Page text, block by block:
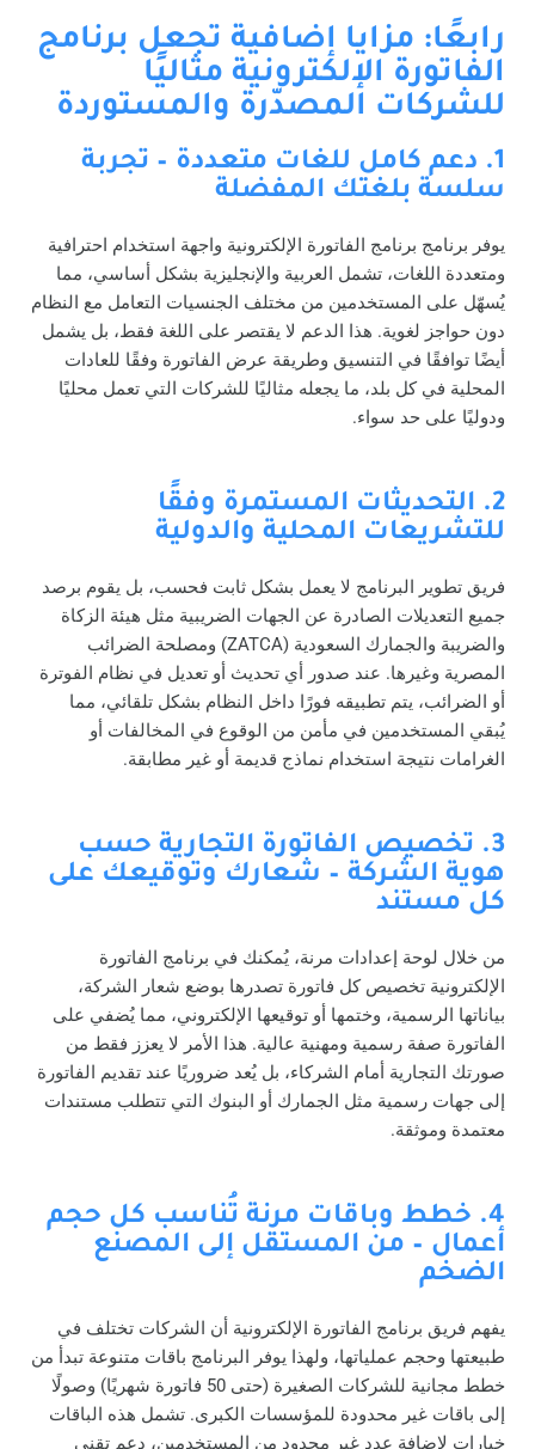
رابعًا: مزايا إضافية تجعل برنامج
الفاتورة الإلكترونية مثاليًا
للشركات المصدّرة والمستوردة
1. دعم كامل للغات متعددة – تجربة
سلسة بلغتك المفضلة
يوفر برنامج برنامج الفاتورة الإلكترونية واجهة استخدام احترافية
ومتعددة اللغات، تشمل العربية والإنجليزية بشكل أساسي، مما
يُسهّل على المستخدمين من مختلف الجنسيات التعامل مع النظام
دون حواجز لغوية. هذا الدعم لا يقتصر على اللغة فقط، بل يشمل
أيضًا توافقًا في التنسيق وطريقة عرض الفاتورة وفقًا للعادات
المحلية في كل بلد، ما يجعله مثاليًا للشركات التي تعمل محليًا
ودوليًا على حد سواء.
2. التحديثات المستمرة وفقًا
للتشريعات المحلية والدولية
فريق تطوير البرنامج لا يعمل بشكل ثابت فحسب، بل يقوم برصد
جميع التعديلات الصادرة عن الجهات الضريبية مثل هيئة الزكاة
والضريبة والجمارك السعودية (ZATCA) ومصلحة الضرائب
المصرية وغيرها. عند صدور أي تحديث أو تعديل في نظام الفوترة
أو الضرائب، يتم تطبيقه فورًا داخل النظام بشكل تلقائي، مما
يُبقي المستخدمين في مأمن من الوقوع في المخالفات أو
الغرامات نتيجة استخدام نماذج قديمة أو غير مطابقة.
3. تخصيص الفاتورة التجارية حسب
هوية الشركة – شعارك وتوقيعك على
كل مستند
من خلال لوحة إعدادات مرنة، يُمكنك في برنامج الفاتورة
الإلكترونية تخصيص كل فاتورة تصدرها بوضع شعار الشركة،
بياناتها الرسمية، وختمها أو توقيعها الإلكتروني، مما يُضفي على
الفاتورة صفة رسمية ومهنية عالية. هذا الأمر لا يعزز فقط من
صورتك التجارية أمام الشركاء، بل يُعد ضروريًا عند تقديم الفاتورة
إلى جهات رسمية مثل الجمارك أو البنوك التي تتطلب مستندات
معتمدة وموثقة.
4. خطط وباقات مرنة تُناسب كل حجم
أعمال – من المستقل إلى المصنع
الضخم
يفهم فريق برنامج الفاتورة الإلكترونية أن الشركات تختلف في
طبيعتها وحجم عملياتها، ولهذا يوفر البرنامج باقات متنوعة تبدأ من
خطط مجانية للشركات الصغيرة (حتى 50 فاتورة شهريًا) وصولًا
إلى باقات غير محدودة للمؤسسات الكبرى. تشمل هذه الباقات
خيارات لإضافة عدد غير محدود من المستخدمين، دعم تقني